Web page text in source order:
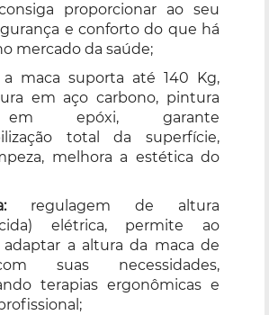
proporcionar ao seu
e conforto do que há
mercado da saúde;
a maca suporta até 140 Kg,
em aço carbono, pintura
em epóxi, garante
total da superfície,
melhora a estética do
regulagem de altura
elétrica, permite ao
adaptar a altura da maca de
suas necessidades,
terapias ergonômicas e